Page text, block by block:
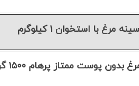
سینه مرغ با استخوان ۱ کیلوگرم
بدون پوست ممتاز پرهام ۱۵۰۰ گرم